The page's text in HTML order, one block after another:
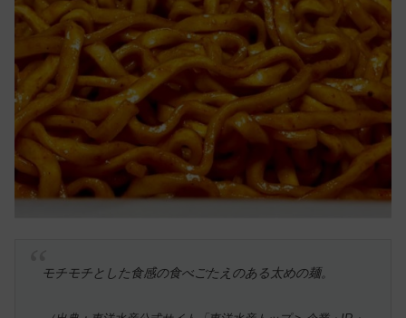
モチモチとした食感の食べごたえのある太めの麺。